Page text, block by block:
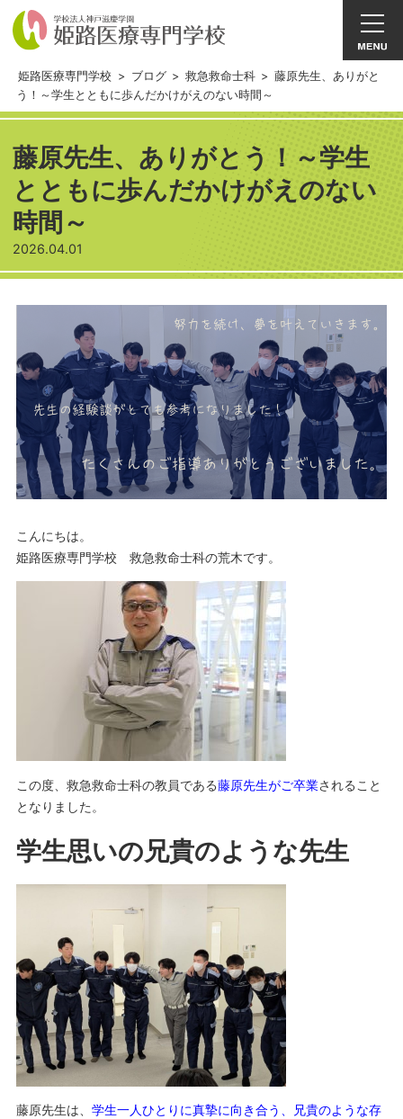
姫路医療専門学校 > ブログ > 救急救命士科 > 藤原先生、ありがと
う！～学生とともに歩んだかけがえのない時間～
藤原先生、ありがとう！～学生
とともに歩んだかけがえのない
時間～
2026.04.01
こんにちは。
姫路医療専門学校 救急救命士科の荒木です。
この度、救急救命士科の教員である藤原先生がご卒業されること
となりました。
学生思いの兄貴のような先生
藤原先生は、 学生一人ひとりに真摯に向き合う、兄貴のような存